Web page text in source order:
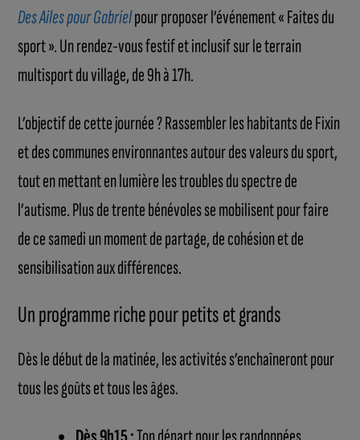
Des Ailes pour Gabrielpour proposer l’événement « Faites du
sport ». Un rendez-vous festif et inclusif sur le terrain
multisport du village, de 9h à 17h.
L’objectif de cette journée ? Rassembler les habitants de Fixin
et des communes environnantes autour des valeurs du sport,
tout en mettant en lumière les troubles du spectre de
l’autisme. Plus de trente bénévoles se mobilisent pour faire
de ce samedi un moment de partage, de cohésion et de
sensibilisation aux différences.
Un programme riche pour petits et grands
Dès le début de la matinée, les activités s’enchaîneront pour
tous les goûts et tous les âges.